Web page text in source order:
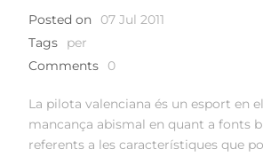
Posted on
07 Jul 2011
Tags
per
Comments
0
La pilota valenciana és un esport en
mancança abismal en quant a fonts
referents a les característiques que